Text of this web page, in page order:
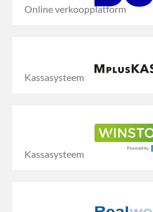
Online verkoopplatform
Kassasysteem
Kassasysteem